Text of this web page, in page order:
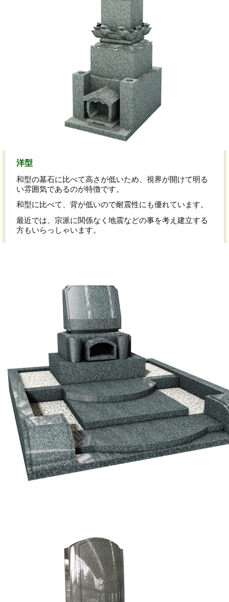
洋型
和型の墓石に比べて高さが低いため、視界が開けて明る
い雰囲気であるのが特徴です。
和型に比べて、背が低いので耐震性にも優れています。
最近では、宗派に関係なく地震などの事を考え建立する
方もいらっしゃいます。